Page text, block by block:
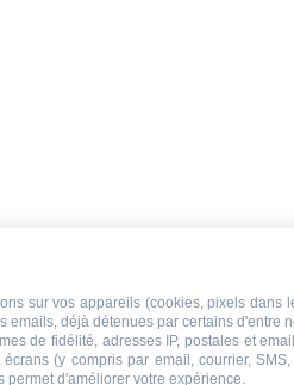
sur vos appareils (cookies, pixels
déjà détenues par certains d'entre
de fidélité, adresses IP, postales et
(y compris par email, courrier,
permet d'améliorer votre expérience.